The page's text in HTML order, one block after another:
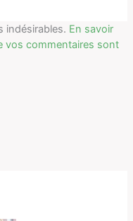
indésirables. En savoir
vos commentaires sont